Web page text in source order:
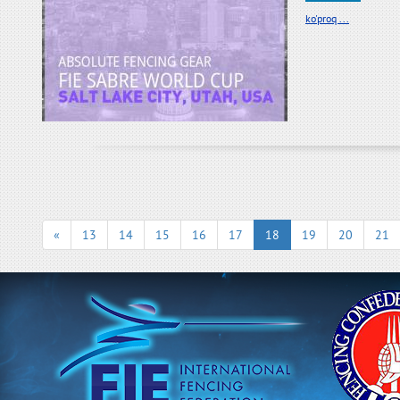
ko'proq ...
« 13 14 15 16 17 18 19 20 21